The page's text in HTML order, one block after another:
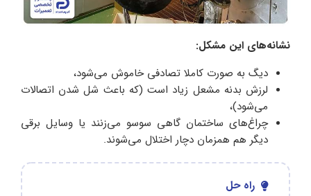
نشانه‌های این مشکل:
دیگ به‌ صورت کاملا تصادفی خاموش می‌شود،
لرزش بدنه مشعل زیاد است (که باعث شل شدن اتصالات
می‌شود)،
چراغ‌های ساختمان گاهی سوسو می‌زنند یا وسایل برقی
دیگر هم همزمان دچار اختلال می‌شوند.
راه حل